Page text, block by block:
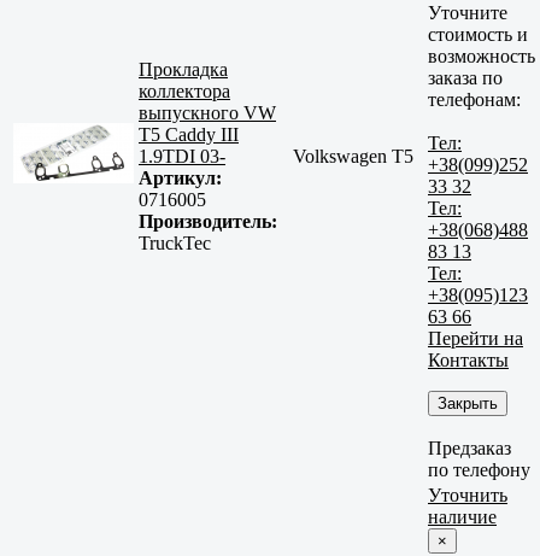
Прокладка
коллектора
выпускного VW
T5 Caddy III
1.9TDI 03-
Артикул:
0716005
Производитель:
TruckTec
Volkswagen T5
Уточните
стоимость и
возможность
заказа по
телефонам:
Тел:
+38(099)252
33 32
Тел:
+38(068)488
83 13
Тел:
+38(095)123
63 66
Перейти на
Контакты
Закрыть
Предзаказ
по телефону
Уточнить
наличие
×